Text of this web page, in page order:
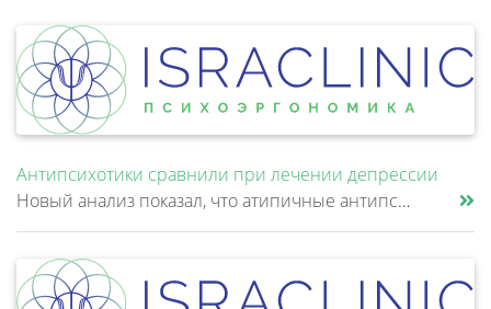
Антипсихотики сравнили при лечении депрессии
Новый анализ показал, что атипичные антипсихотики, которые иногда добавляют к антидепрессантам при большом депрессивном......